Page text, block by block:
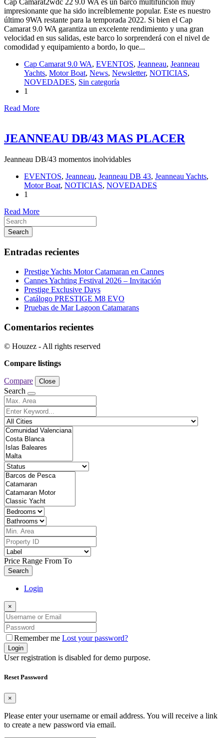
impresionante que ha sido increíblemente popular. Este es nuestro
último 9WA restante para la temporada 2022. Si bien el Cap
Camarat 9.0 WA garantiza un excelente rendimiento y una gran
velocidad en sus salidas, este barco lo sorprenderá con el nivel de
comodidad y equipamiento a bordo, lo que...
Cap Camarat 9.0 WA, EVENTOS, Jeanneau, Jeanneau
Yachts, Motor Boat, News, Newsletter, NOTICIAS,
NOVEDADES, Sin categoría
1
Read More
JEANNEAU DB/43 MAS PLACER
Jeanneau DB/43 momentos inolvidables
EVENTOS, Jeanneau, Jeanneau DB 43, Jeanneau Yachts,
Motor Boat, NOTICIAS, NOVEDADES
1
Read More
Search
Entradas recientes
Prestige Yachts Motor Catamaran en Cannes
Cannes Yachting Festival 2026 – Invitación
Prestige Exclusive Days
Catálogo PRESTIGE M8 EVO
Pruebas de Mar Lagoon Catamarans
Comentarios recientes
© Houzez - All rights reserved
Compare listings
Compare Close
Search
Price Range From To
Search
Login
×
Remember me Lost your password?
Login
User registration is disabled for demo purpose.
Reset Password
×
Please enter your username or email address. You will receive a link
to create a new password via email.